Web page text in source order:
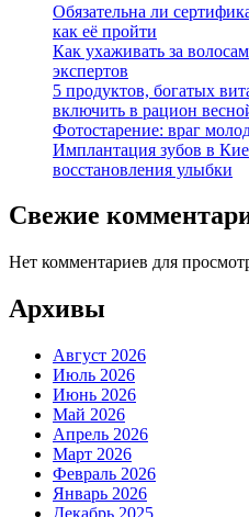
Обязательна ли
как её пройти
Как ухаживать за
экспертов
5 продуктов, богатых
включить в рацион
Фотостарение: враг
Имплантация зубов в
восстановления улыбки
Свежие
Нет комментариев для
Архивы
Август 2026
Июль 2026
Июнь 2026
Май 2026
Апрель 2026
Март 2026
Февраль 2026
Январь 2026